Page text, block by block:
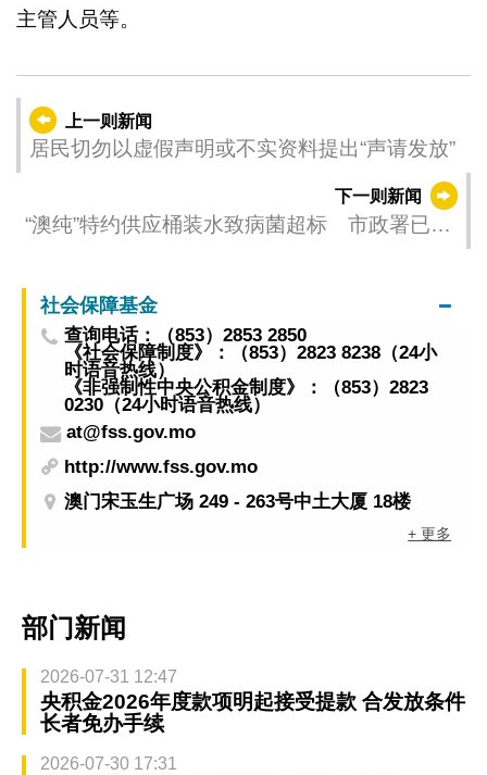
主管人员等。
上一则新闻
居民切勿以虚假声明或不实资料提出“声请发放”
下一则新闻
“澳纯”特约供应桶装水致病菌超标 市政署已勒
社会保障基金
查询电话：（853）2853 2850
《社会保障制度》：（853）2823 8238（24小
时语音热线）
《非强制性中央公积金制度》：（853）2823
0230（24小时语音热线）
at@fss.gov.mo
http://www.fss.gov.mo
澳门宋玉生广场 249 - 263号中土大厦 18楼
+ 更多
部门新闻
2026-07-31 12:47
央积金2026年度款项明起接受提款 合发放条件
长者免办手续
2026-07-30 17:31